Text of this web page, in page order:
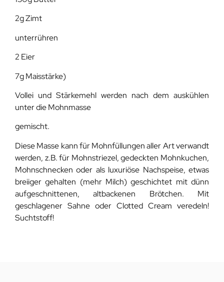
2g Zimt
unterrühren
2 Eier
7g Maisstärke)
Vollei und Stärkemehl werden nach dem auskühlen
unter die Mohnmasse
gemischt.
Diese Masse kann für Mohnfüllungen aller Art verwandt
werden, z.B. für Mohnstriezel, gedeckten Mohnkuchen,
Mohnschnecken oder als luxuriöse Nachspeise, etwas
breiiger gehalten (mehr Milch) geschichtet mit dünn
aufgeschnittenen, altbackenen Brötchen. Mit
geschlagener Sahne oder Clotted Cream veredeln!
Suchtstoff!